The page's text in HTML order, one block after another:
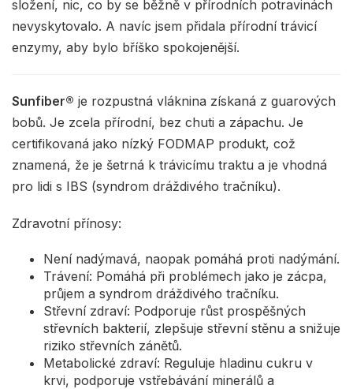
složení, nic, co by se běžně v přírodních potravinách
nevyskytovalo. A navíc jsem přidala přírodní trávicí
enzymy, aby bylo bříško spokojenější.
Sunfiber® je rozpustná vláknina získaná z guarových
bobů. Je zcela přírodní, bez chuti a zápachu. Je
certifikovaná jako nízký FODMAP produkt, což
znamená, že je šetrná k trávicímu traktu a je vhodná
pro lidi s IBS (syndrom dráždivého tračníku).
Zdravotní přínosy:
Není nadýmavá, naopak pomáhá proti nadýmání.
Trávení: Pomáhá při problémech jako je zácpa,
průjem a syndrom dráždivého tračníku.
Střevní zdraví: Podporuje růst prospěšných
střevních bakterií, zlepšuje střevní stěnu a snižuje
riziko střevních zánětů.
Metabolické zdraví: Reguluje hladinu cukru v
krvi, podporuje vstřebávání minerálů a